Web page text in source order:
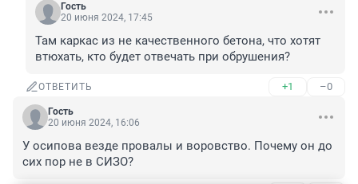
Гость
20 июня 2024, 17:45
Там каркас из не качественного бетона, что хотят
втюхать, кто будет отвечать при обрушения?
ОТВЕТИТЬ +1 –0
Гость
20 июня 2024, 16:06
У осипова везде провалы и воровство. Почему он до
сих пор не в СИЗО?